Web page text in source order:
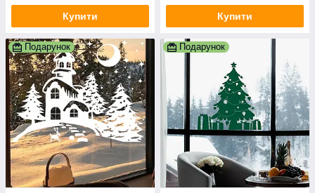
Купити Купити
Подарунок Подарунок